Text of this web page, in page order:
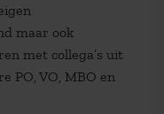
maar ook
met collega’s uit
PO, VO, MBO en